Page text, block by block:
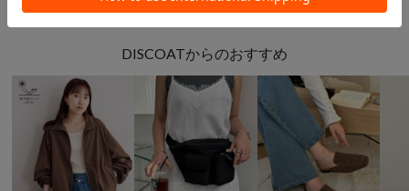
DISCOATからのおすすめ